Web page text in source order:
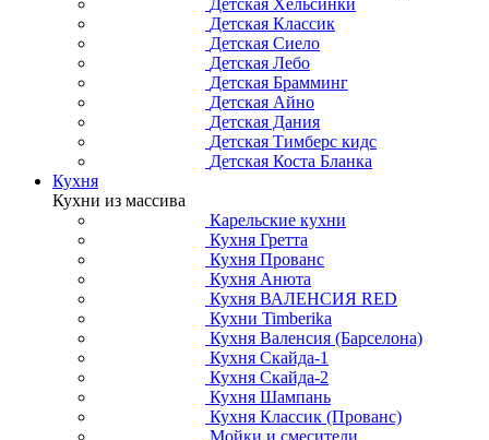
Детская Классик
Детская Сиело
Детская Лебо
Детская Брамминг
Детская Айно
Детская Дания
Детская Тимберс кидс
Детская Коста Бланка
Кухня
Кухни из массива
Карельские кухни
Кухня Гретта
Кухня Прованс
Кухня Анюта
Кухня ВАЛЕНСИЯ RED
Кухни Timberika
Кухня Валенсия (Барселона)
Кухня Скайда-1
Кухня Скайда-2
Кухня Шампань
Кухня Классик (Прованс)
Мойки и смесители